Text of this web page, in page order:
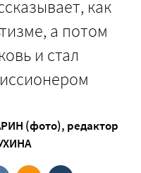
как
а потом
и стал
(фото), редактор